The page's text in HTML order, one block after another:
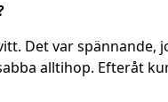
Det var
alltihop. Efteråt